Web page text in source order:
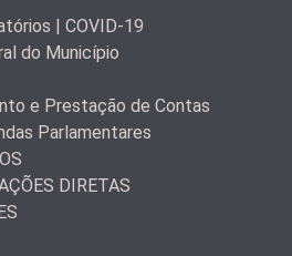
| COVID-19
do Município
e Prestação de Contas
Parlamentares
DIRETAS